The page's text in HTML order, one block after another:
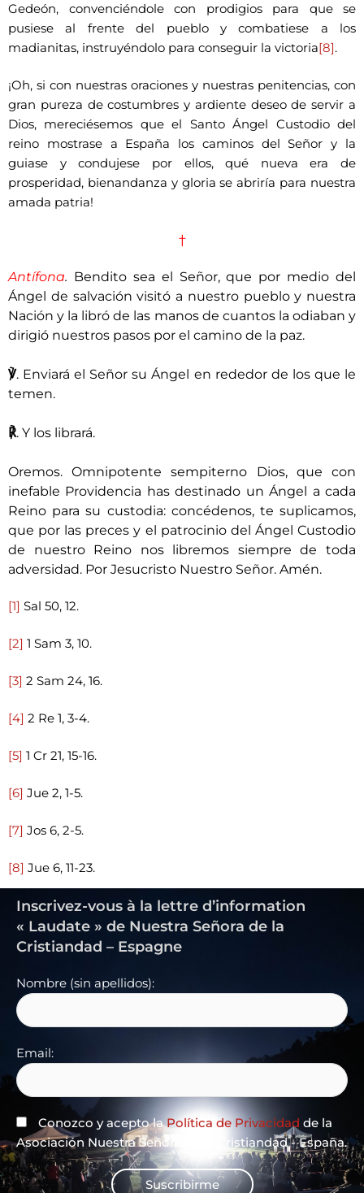
Gedeón, convenciéndole con prodigios para que se
pusiese al frente del pueblo y combatiese a los
madianitas, instruyéndolo para conseguir la victoria[8].
¡Oh, si con nuestras oraciones y nuestras penitencias, con
gran pureza de costumbres y ardiente deseo de servir a
Dios, mereciésemos que el Santo Ángel Custodio del
reino mostrase a España los caminos del Señor y la
guiase y condujese por ellos, qué nueva era de
prosperidad, bienandanza y gloria se abriría para nuestra
amada patria!
†
Antífona. Bendito sea el Señor, que por medio del
Ángel de salvación visitó a nuestro pueblo y nuestra
Nación y la libró de las manos de cuantos la odiaban y
dirigió nuestros pasos por el camino de la paz.
℣. Enviará el Señor su Ángel en rededor de los que le
temen.
℟. Y los librará.
Oremos. Omnipotente sempiterno Dios, que con
inefable Providencia has destinado un Ángel a cada
Reino para su custodia: concédenos, te suplicamos,
que por las preces y el patrocinio del Ángel Custodio
de nuestro Reino nos libremos siempre de toda
adversidad. Por Jesucristo Nuestro Señor. Amén.
[1] Sal 50, 12.
[2] 1 Sam 3, 10.
[3] 2 Sam 24, 16.
[4] 2 Re 1, 3-4.
[5] 1 Cr 21, 15-16.
[6] Jue 2, 1-5.
[7] Jos 6, 2-5.
[8] Jue 6, 11-23.
Inscrivez-vous à la lettre d’information
« Laudate » de Nuestra Señora de la
Cristiandad – Espagne
Nombre (sin apellidos):
Email:
Conozco y acepto laPolítica de Privacidad de la
Asociación Nuestra Señora de la Cristiandad - España.
Suscribirme